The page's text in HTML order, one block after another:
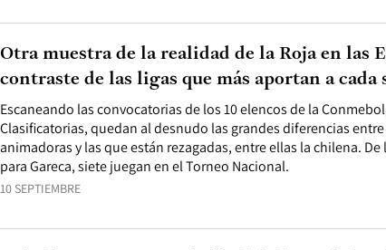
10 SEPTIEMBRE
Escaneando las convocatorias de los 10 elencos de la
Clasificatorias, quedan al desnudo las grandes diferencias
animadoras y las que están rezagadas, entre ellas la chilena.
para Gareca, siete juegan en el Torneo Nacional.
Otra muestra de la realidad de la Roja en las
contraste de las ligas que más aportan a cada